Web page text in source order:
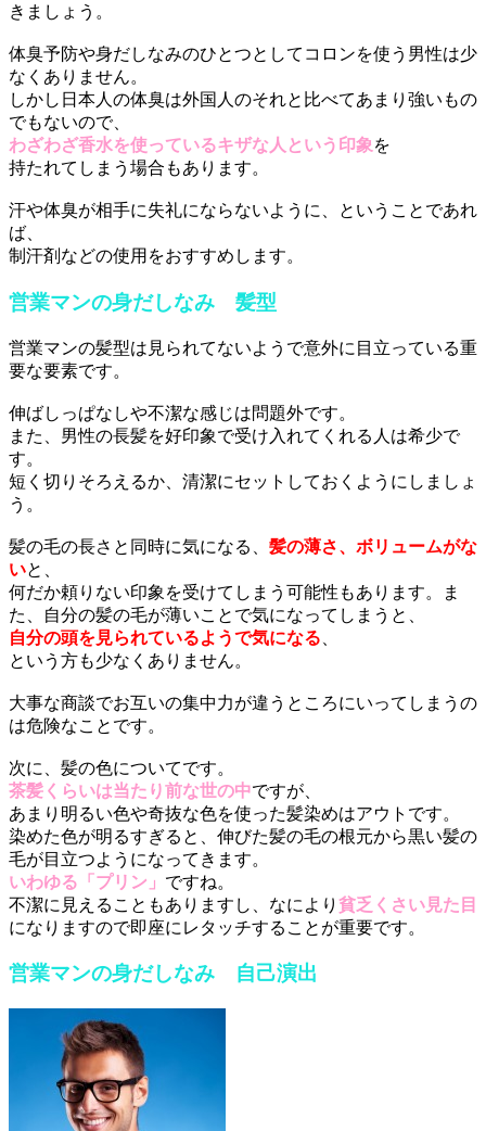
きましょう。
体臭予防や身だしなみのひとつとしてコロンを使う男性は少
なくありません。
しかし日本人の体臭は外国人のそれと比べてあまり強いもの
でもないので、
わざわざ香水を使っているキザな人という印象 を
持たれてしまう場合もあります。
汗や体臭が相手に失礼にならないように、ということであれ
ば、
制汗剤などの使用をおすすめします。
営業マンの身だしなみ 髪型
営業マンの髪型は見られてないようで意外に目立っている重
要な要素です。
伸ばしっぱなしや不潔な感じは問題外です。
また、男性の長髪を好印象で受け入れてくれる人は希少で
す。
短く切りそろえるか、清潔にセットしておくようにしましょ
う。
髪の毛の長さと同時に気になる、 髪の薄さ、ボリュームがな
いと、
何だか頼りない印象を受けてしまう可能性もあります。ま
た、自分の髪の毛が薄いことで気になってしまうと、
自分の頭を見られているようで気になる
という方も少なくありません。
大事な商談でお互いの集中力が違うところにいってしまうの
は危険なことです。
次に、髪の色についてです。
茶髪くらいは当たり前な世の中ですが、
あまり明るい色や奇抜な色を使った髪染めはアウトです。
染めた色が明るすぎると、伸びた髪の毛の根元から黒い髪の
毛が目立つようになってきます。
いわゆる「プリン」 ですね。
不潔に見えることもありますし、なにより 貧乏くさい見た目
になりますので即座にレタッチすることが重要です。
営業マンの身だしなみ 自己演出